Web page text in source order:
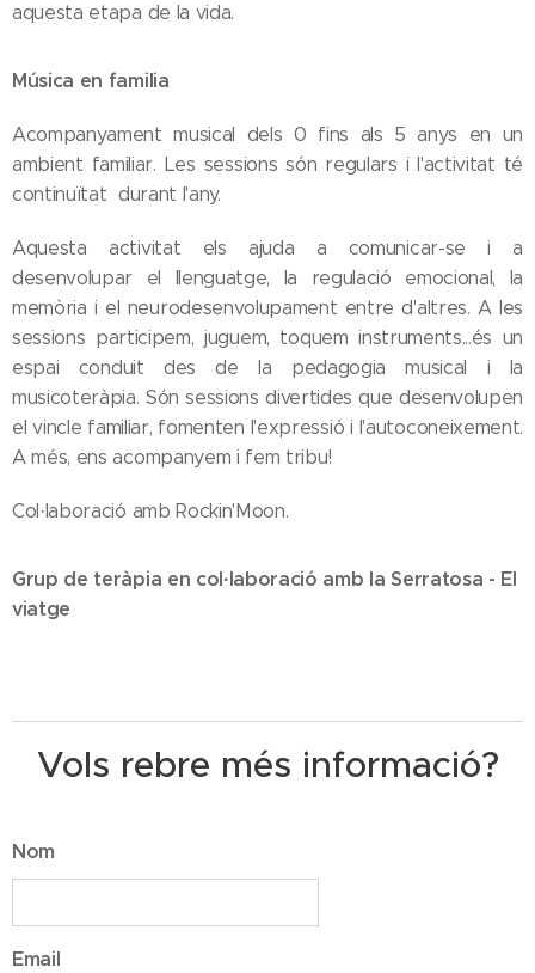
aquesta etapa de la vida.
Música en familia
Acompanyament musical dels 0 fins als 5 anys en un
ambient familiar. Les sessions són regulars i l'activitat té
continuïtat durant l'any.
Aquesta activitat els ajuda a comunicar-se i a
desenvolupar el llenguatge, la regulació emocional, la
memòria i el neurodesenvolupament entre d'altres. A les
sessions participem, juguem, toquem instruments...és un
espai conduit des de la pedagogia musical i la
musicoteràpia. Són sessions divertides que desenvolupen
el vincle familiar, fomenten l'expressió i l'autoconeixement.
A més, ens acompanyem i fem tribu!
Col·laboració amb Rockin'Moon.
Grup de teràpia en col·laboració amb la Serratosa - El
viatge
Vols rebre més informació?
Nom
Email